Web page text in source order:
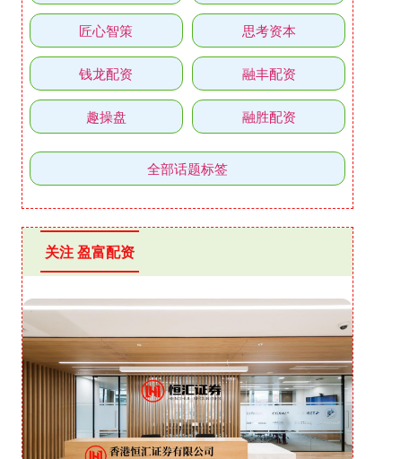
匠心智策 思考资本
钱龙配资 融丰配资
趣操盘 融胜配资
全部话题标签
关注 盈富配资